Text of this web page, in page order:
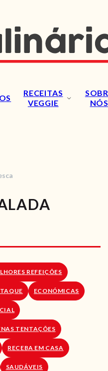
RECEITAS
VEGGIE
NÓS
REFEIÇÕES
ECONÓMICAS
TENTAÇÕES
RECEBA EM CASA
SAUDÁVEIS